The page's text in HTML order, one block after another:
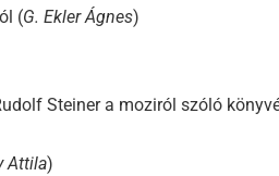
(G. Ekler Ágnes)
Steiner a moziról szóló
Attila)